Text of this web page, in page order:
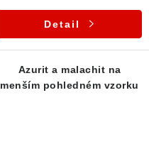
Detail
Azurit a malachit na
menším pohledném vzorku